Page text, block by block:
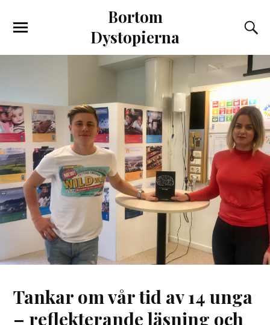
Bortom
Dystopierna
Tankar om vår tid av 14 unga
– reflekterande läsning och